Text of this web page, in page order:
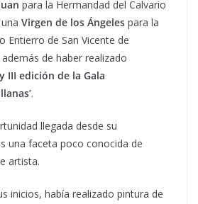
para la Hermandad del Calvario
Virgen de los Ángeles para la
Entierro de San Vicente de
de haber realizado
III edición de la Gala
.
llegada desde su
una faceta poco conocida de
artista.
inicios, había realizado pintura de